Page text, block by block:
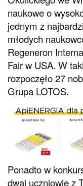
naukowe o
jednym z
młodych
Regeneron
Fair w USA. W
rozpoczęło 27
Grupa LOTOS.
Ponadto w
dwaj uczniowie z